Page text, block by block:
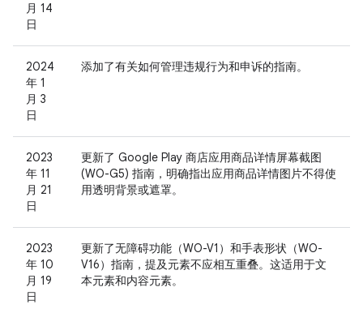
月 14
日
2024
年 1
月 3
日
添加了有关如何管理违规行为和申诉的指南。
2023
年 11
月 21
日
更新了 Google Play 商店应用商品详情屏幕截图
(WO-G5) 指南，明确指出应用商品详情图片不得使
用透明背景或遮罩。
2023
年 10
月 19
日
更新了无障碍功能（WO-V1）和手表形状（WO-
V16）指南，提及元素不应相互重叠。这适用于文
本元素和内容元素。